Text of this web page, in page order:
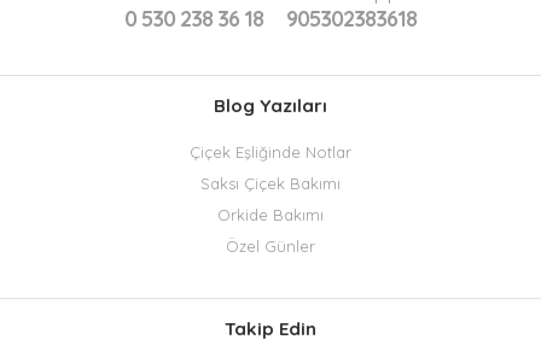
0 530 238 36 18
905302383618
Blog Yazıları
Çiçek Eşliğinde Notlar
Saksı Çiçek Bakımı
Orkide Bakımı
Özel Günler
Takip Edin